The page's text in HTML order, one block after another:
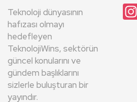
Teknoloji dünyasının
hafızası olmayı
hedefleyen
TeknolojiWins, sektörün
güncel konularını ve
gündem başlıklarını
sizlerle buluşturan bir
yayındır.